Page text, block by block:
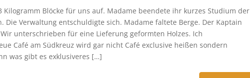
Kilogramm Blöcke für uns auf. Madame beendete ihr kurzes Studium der
Die Verwaltung entschuldigte sich. Madame faltete Berge. Der Kaptain
unterschrieben für eine Lieferung geformten Holzes. Ich
Café am Südkreuz wird gar nicht Café exclusive heißen sondern
was gibt es exklusiveres […]